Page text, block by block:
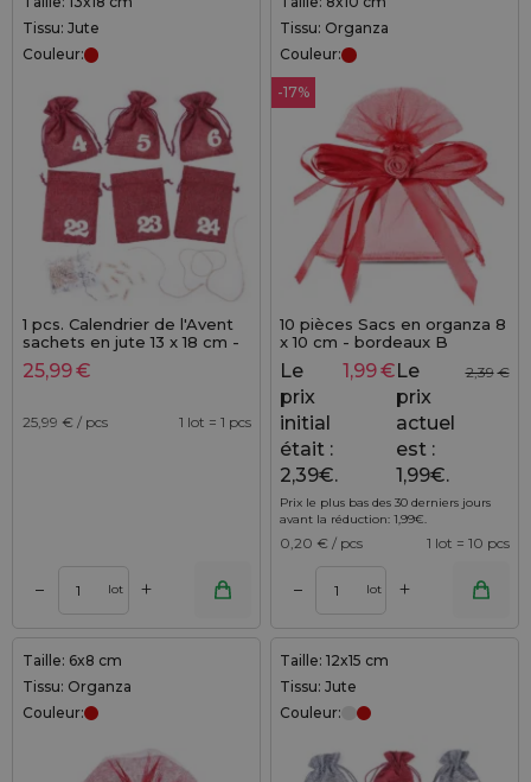
Tissu: Jute
Couleur:
1 pcs. Calendrier de l'Avent
sachets en jute 13 x 18 cm -
Bordeaux + chiffres blancs
25,99€
25,99 € / pcs 1 lot = 1 pcs
– lot +
Tissu: Organza
Couleur:
-17%
10 pièces Sacs en organza 8
x 10 cm - bordeaux B
2,39 €
Le
prix
initial
était :
2,39€.
1,99€Le
prix
actuel
est :
1,99€.
Prix le plus bas des 30 derniers jours
avant la réduction:1,99€.
0,20 € / pcs 1 lot = 10 pcs
– lot +
Taille: 6x8 cm
Tissu: Organza
Couleur:
Taille: 12x15 cm
Tissu: Jute
Couleur: